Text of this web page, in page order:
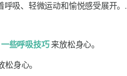
呼吸、轻微运动和愉悦感受展开。.
一些呼吸技巧来放松身心。
松身心。